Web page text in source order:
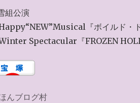
組公演
Happy“NEW”Musical『ボイルド・
Winter Spectacular『FROZEN
んブログ村